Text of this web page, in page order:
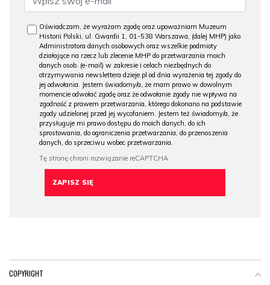
Oświadczam, że wyrażam zgodę oraz upoważniam Muzeum
Historii Polski, ul. Gwardii 1, 01-538 Warszawa, (dalej MHP) jako
Administratora danych osobowych oraz wszelkie podmioty
działające na rzecz lub zlecenie MHP do przetwarzania moich
danych osob. (e-mail) w zakresie i celach niezbędnych do
otrzymywania newslettera dzieje.pl od dnia wyrażenia tej zgody do
jej odwołania. Jestem świadomy/a, że mam prawo w dowolnym
momencie odwołać zgodę oraz że odwołanie zgody nie wpływa na
zgodność z prawem przetwarzania, którego dokonano na podstawie
zgody udzielonej przed jej wycofaniem. Jestem też świadomy/a, że
przysługuje mi prawo dostępu do moich danych, do ich
sprostowania, do ograniczenia przetwarzania, do przenoszenia
danych, do sprzeciwu wobec przetwarzania.
COPYRIGHT